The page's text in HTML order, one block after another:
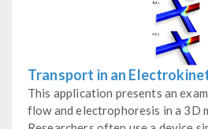
Transport in an
This application presents an
flow and electrophoresis in a 3D